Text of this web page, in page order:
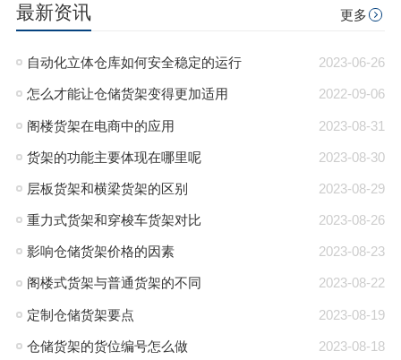
最新资讯 更多
2023-06-26
自动化立体仓库如何安全稳定的运行
2022-09-06
怎么才能让仓储货架变得更加适用
2023-08-31
阁楼货架在电商中的应用
2023-08-30
货架的功能主要体现在哪里呢
2023-08-29
层板货架和横梁货架的区别
2023-08-26
重力式货架和穿梭车货架对比
2023-08-23
影响仓储货架价格的因素
2023-08-22
阁楼式货架与普通货架的不同
2023-08-19
定制仓储货架要点
2023-08-18
仓储货架的货位编号怎么做